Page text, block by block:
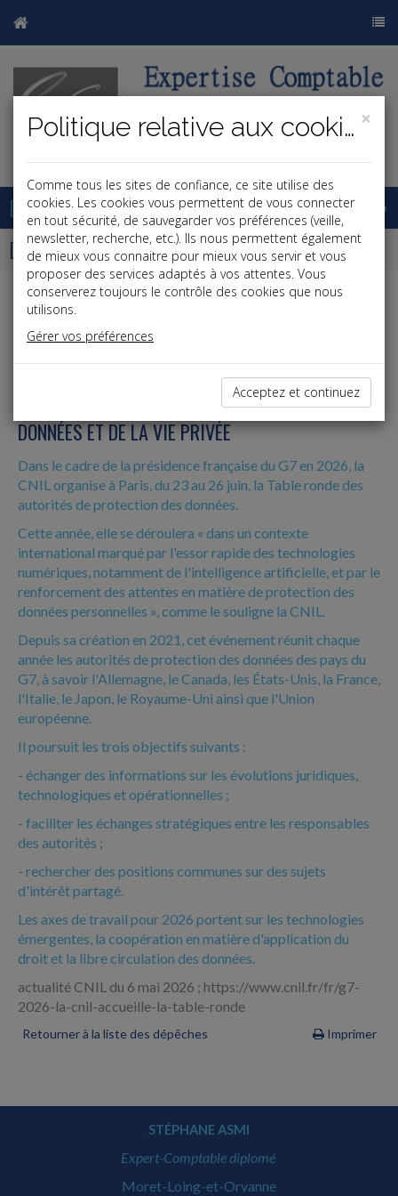
Base documentaire
Dépêches
j a b
Date: 2026-06-05
G7 2026 : LA CNIL ACCUEILLE À PARIS LA TABLE
RONDE DES AUTORITÉS DE PROTECTION DES
DONNÉES ET DE LA VIE PRIVÉE
Dans le cadre de la présidence française du G7 en 2026, la
CNIL organise à Paris, du 23 au 26 juin, la Table ronde des
autorités de protection des données.
Cette année, elle se déroulera « dans un contexte
international marqué par l'essor rapide des technologies
numériques, notamment de l'intelligence artificielle, et par le
renforcement des attentes en matière de protection des
données personnelles », comme le souligne la CNIL.
Depuis sa création en 2021, cet événement réunit chaque
année les autorités de protection des données des pays du
G7, à savoir l'Allemagne, le Canada, les États-Unis, la France,
l'Italie, le Japon, le Royaume-Uni ainsi que l'Union
européenne.
Il poursuit les trois objectifs suivants :
- échanger des informations sur les évolutions juridiques,
technologiques et opérationnelles ;
- faciliter les échanges stratégiques entre les responsables
des autorités ;
- rechercher des positions communes sur des sujets
d'intérêt partagé.
Les axes de travail pour 2026 portent sur les technologies
émergentes, la coopération en matière d'application du
droit et la libre circulation des données.
actualité CNIL du 6 mai 2026 ; https://www.cnil.fr/fr/g7-
2026-la-cnil-accueille-la-table-ronde
Retourner à la liste des dépêches Imprimer
STÉPHANE ASMI
Expert-Comptable diplomé
Moret-Loing-et-Orvanne
×
Politique relative aux cookies
Comme tous les sites de confiance, ce site utilise des
cookies. Les cookies vous permettent de vous connecter
en tout sécurité, de sauvegarder vos préférences (veille,
newsletter, recherche, etc.). Ils nous permettent également
de mieux vous connaitre pour mieux vous servir et vous
proposer des services adaptés à vos attentes. Vous
conserverez toujours le contrôle des cookies que nous
utilisons.
Gérer vos préférences
Acceptez et continuez